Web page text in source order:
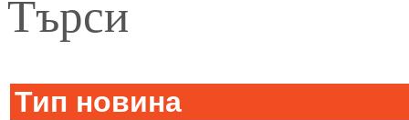
Търси
Тип новина